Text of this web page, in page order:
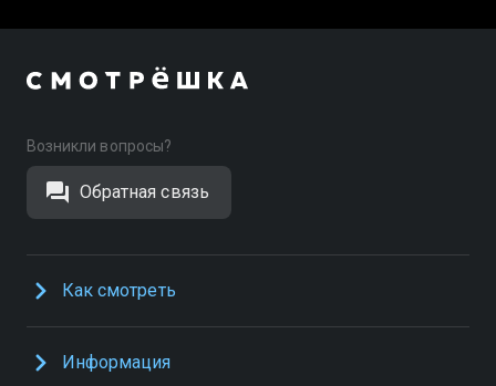
Возникли вопросы?
Обратная связь
Как смотреть
Информация